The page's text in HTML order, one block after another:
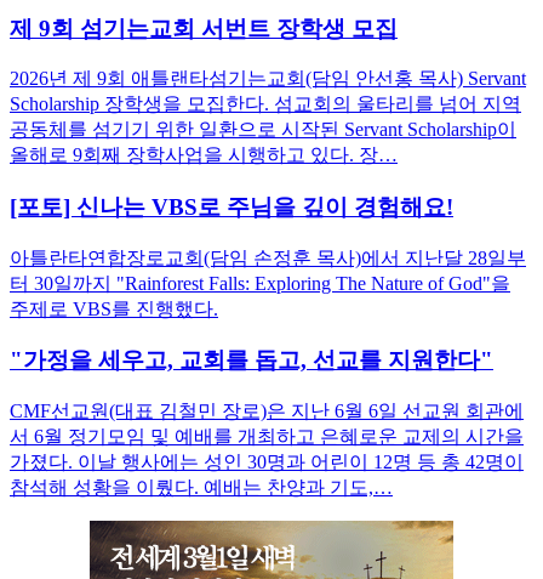
제 9회 섬기는교회 서번트 장학생 모집
2026년 제 9회 애틀랜타섬기는교회(담임 안선홍 목사) Servant
Scholarship 장학생을 모집한다. 섬교회의 울타리를 넘어 지역
공동체를 섬기기 위한 일환으로 시작된 Servant Scholarship이
올해로 9회째 장학사업을 시행하고 있다. 장…
[포토] 신나는 VBS로 주님을 깊이 경험해요!
아틀란타연합장로교회(담임 손정훈 목사)에서 지난달 28일부
터 30일까지 "Rainforest Falls: Exploring The Nature of God"을
주제로 VBS를 진행했다.
"가정을 세우고, 교회를 돕고, 선교를 지원한다"
CMF선교원(대표 김철민 장로)은 지난 6월 6일 선교원 회관에
서 6월 정기모임 및 예배를 개최하고 은혜로운 교제의 시간을
가졌다. 이날 행사에는 성인 30명과 어린이 12명 등 총 42명이
참석해 성황을 이뤘다. 예배는 찬양과 기도,…